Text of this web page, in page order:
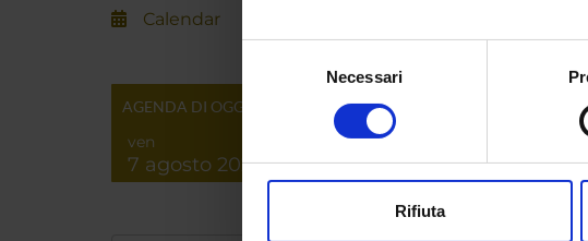
Con il tuo consenso, vorremmo anche:
raccogliere informazioni sulla tua
digitali).
modificare o ritirare il tuo consenso in
consenso
Necessari
Rifiuta
Calendar
AGENDA DI OGGI
ven
7 agosto 2026